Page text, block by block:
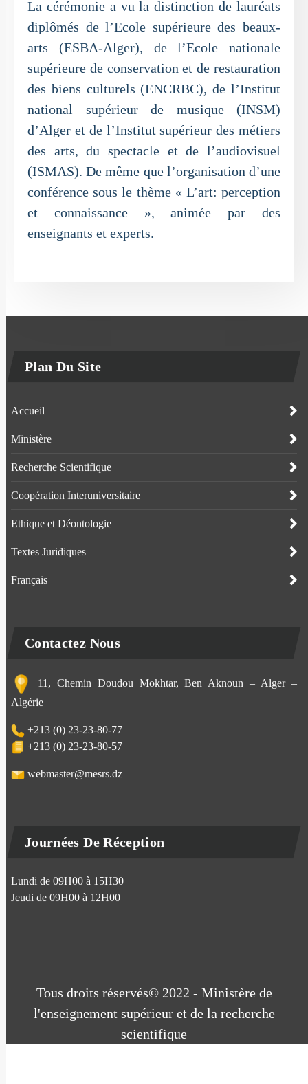
La cérémonie a vu la distinction de lauréats
diplômés de l’Ecole supérieure des beaux-
arts (ESBA-Alger), de l’Ecole nationale
supérieure de conservation et de restauration
des biens culturels (ENCRBC), de l’Institut
national supérieur de musique (INSM)
d’Alger et de l’Institut supérieur des métiers
des arts, du spectacle et de l’audiovisuel
(ISMAS). De même que l’organisation d’une
conférence sous le thème « L’art: perception
et connaissance », animée par des
enseignants et experts.
Plan Du Site
Accueil
Ministère
Recherche Scientifique
Coopération Interuniversitaire
Ethique et Déontologie
Textes Juridiques
Français
Contactez Nous
11, Chemin Doudou Mokhtar, Ben Aknoun – Alger –
Algérie
+213 (0) 23-23-80-77
+213 (0) 23-23-80-57
webmaster@mesrs.dz
Journées De Réception
Lundi de 09H00 à 15H30
Jeudi de 09H00 à 12H00
Tous droits réservés© 2022 - Ministère de
l'enseignement supérieur et de la recherche
scientifique